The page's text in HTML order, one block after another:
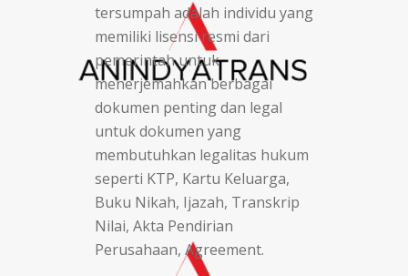
tersumpah adalah individu yang
memiliki lisensi resmi dari
pemerintah untuk
menerjemahkan berbagai
dokumen penting dan legal
untuk dokumen yang
membutuhkan legalitas hukum
seperti KTP, Kartu Keluarga,
Buku Nikah, Ijazah, Transkrip
Nilai, Akta Pendirian
Perusahaan, Agreement.